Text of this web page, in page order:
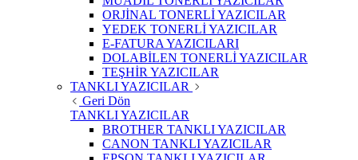
ORJİNAL TONERLİ YAZICILAR
YEDEK TONERLİ YAZICILAR
E-FATURA YAZICILARI
DOLABİLEN TONERLİ YAZICILAR
TEŞHİR YAZICILAR
TANKLI YAZICILAR
Geri Dön
TANKLI YAZICILAR
BROTHER TANKLI YAZICILAR
CANON TANKLI YAZICILAR